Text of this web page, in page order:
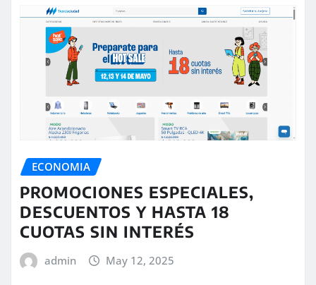
ECONOMIA
PROMOCIONES ESPECIALES,
DESCUENTOS Y HASTA 18
CUOTAS SIN INTERÉS
admin May 12, 2025